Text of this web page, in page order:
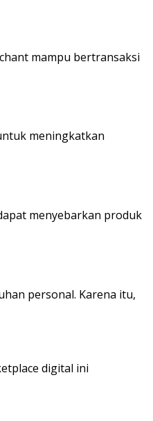
mampu bertransaksi
meningkatkan
menyebarkan produk
personal. Karena itu,
digital ini